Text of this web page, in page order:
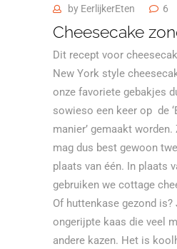
by EerlijkerEten 6
Cheesecake
Dit recept voor
New York style
onze favoriete gebakjes
sowieso een keer op de
manier’ gemaakt
mag dus best gewoon
plaats van één. In plaats
gebruiken we cottage
Of huttenkase gezond
ongerijpte kaas die veel
andere kazen. Het is